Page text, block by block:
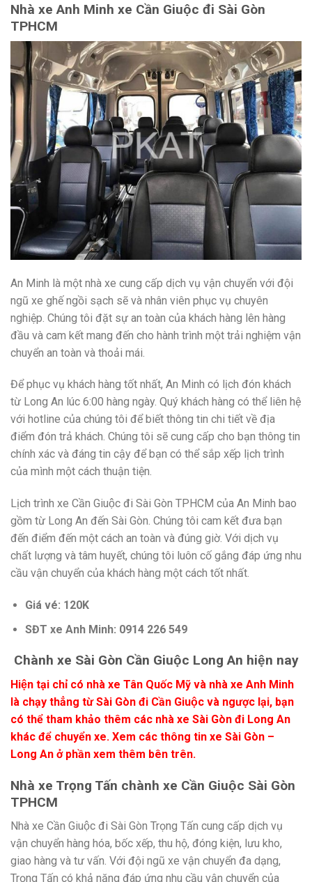
Nhà xe Anh Minh xe Cần Giuộc đi Sài Gòn
TPHCM
An Minh là một nhà xe cung cấp dịch vụ vận chuyển với đội
ngũ xe ghế ngồi sạch sẽ và nhân viên phục vụ chuyên
nghiệp. Chúng tôi đặt sự an toàn của khách hàng lên hàng
đầu và cam kết mang đến cho hành trình một trải nghiệm vận
chuyển an toàn và thoải mái.
Để phục vụ khách hàng tốt nhất, An Minh có lịch đón khách
từ Long An lúc 6:00 hàng ngày. Quý khách hàng có thể liên hệ
với hotline của chúng tôi để biết thông tin chi tiết về địa
điểm đón trả khách. Chúng tôi sẽ cung cấp cho bạn thông tin
chính xác và đáng tin cậy để bạn có thể sắp xếp lịch trình
của mình một cách thuận tiện.
Lịch trình xe Cần Giuộc đi Sài Gòn TPHCM của An Minh bao
gồm từ Long An đến Sài Gòn. Chúng tôi cam kết đưa bạn
đến điểm đến một cách an toàn và đúng giờ. Với dịch vụ
chất lượng và tâm huyết, chúng tôi luôn cố gắng đáp ứng nhu
cầu vận chuyển của khách hàng một cách tốt nhất.
Giá vé: 120K
SĐT xe Anh Minh: 0914 226 549
Chành xe Sài Gòn Cần Giuộc Long An hiện nay
Hiện tại chỉ có nhà xe Tân Quốc Mỹ và nhà xe Anh Minh
là chạy thẳng từ Sài Gòn đi Cần Giuộc và ngược lại, bạn
có thể tham khảo thêm các nhà xe Sài Gòn đi Long An
khác để chuyển xe. Xem các thông tin xe Sài Gòn –
Long An ở phần xem thêm bên trên.
Nhà xe Trọng Tấn chành xe Cần Giuộc Sài Gòn
TPHCM
Nhà xe Cần Giuộc đi Sài Gòn Trọng Tấn cung cấp dịch vụ
vận chuyển hàng hóa, bốc xếp, thu hộ, đóng kiện, lưu kho,
giao hàng và tư vấn. Với đội ngũ xe vận chuyển đa dạng,
Trọng Tấn có khả năng đáp ứng nhu cầu vận chuyển của